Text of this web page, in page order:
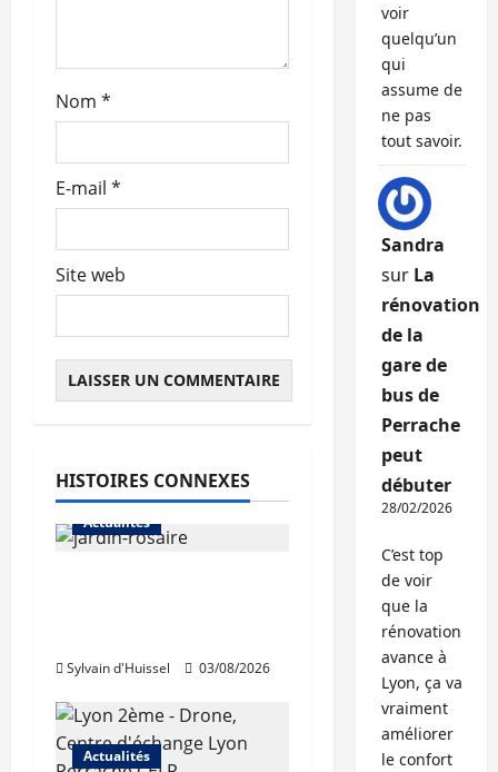
l
Nom *
E-mail *
Site web
HISTOIRES CONNEXES
Actualités
Sylvain d'Huissel 03/08/2026
Actualités
voir
quelqu’un
qui
assume de
ne pas
tout savoir.
Sandra
sur La
rénovation
de la
gare de
bus de
Perrache
peut
débuter
28/02/2026
C’est top
de voir
que la
rénovation
avance à
Lyon, ça va
vraiment
améliorer
le confort